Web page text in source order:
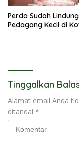
Perda Sudah
Pedagang Kecil di
Tinggalkan
Alamat email Anda
ditandai *